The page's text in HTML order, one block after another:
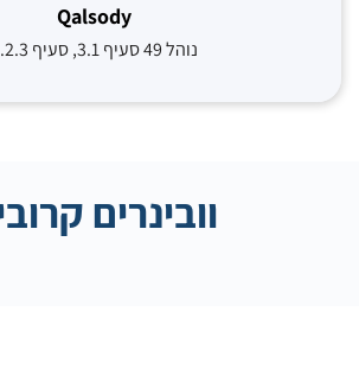
Qalsody
נוהל 49 סעיף 3.1, סעיף 3.2.3
וובינרים